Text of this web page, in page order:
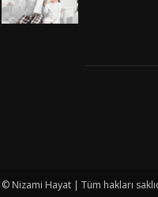
© Nizami Hayat | Tüm hakları